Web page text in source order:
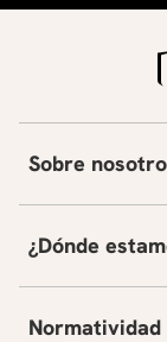
Sobre
¿Dónde